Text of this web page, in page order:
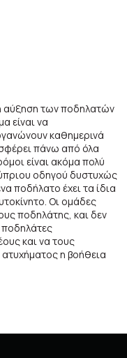
αύξηση των ποδηλατών
είναι να
καθημερινά
πάνω από όλα
είναι ακόμα πολύ
οδηγού δυστυχώς
ποδήλατο έχει τα ίδια
Οι ομάδες
ποδηλάτης, και δεν
ποδηλάτες
και να τους
η βοήθεια